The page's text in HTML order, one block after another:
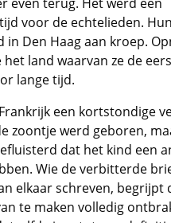
voor de echtelieden.
in Den Haag aan kroep.
land waarvan ze de
lange tijd.
een kortstondige
zoontje werd geboren,
dat het kind een
Wie de verbitterde
elkaar schreven, begrijpt
te maken volledig